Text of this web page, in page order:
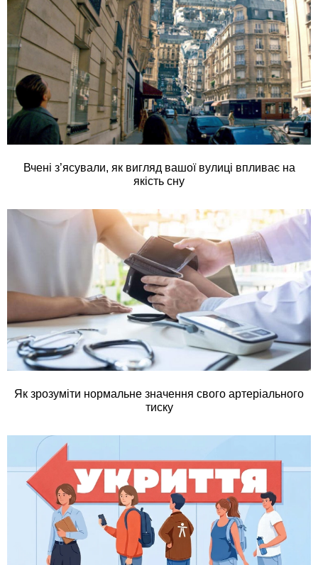
Вчені з’ясували, як вигляд вашої вулиці впливає на
якість сну
Як зрозуміти нормальне значення свого артеріального
тиску